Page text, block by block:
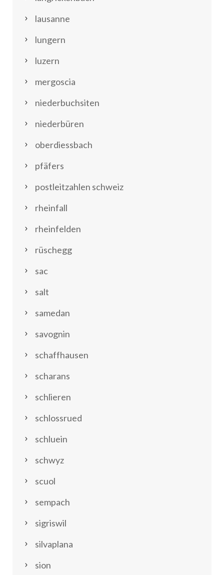
lausanne
lungern
luzern
mergoscia
niederbuchsiten
niederbüren
oberdiessbach
pfäfers
postleitzahlen schweiz
rheinfall
rheinfelden
rüschegg
sac
salt
samedan
savognin
schaffhausen
scharans
schlieren
schlossrued
schluein
schwyz
scuol
sempach
sigriswil
silvaplana
sion